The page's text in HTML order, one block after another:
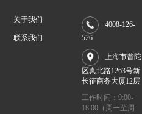
关于我们
联系我们
4008-126-
526
上海市普陀
区真北路1263号新
长征商务大厦12层
工作时间：9:00-
18:00（周一至周